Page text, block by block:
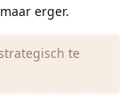
erger.
te